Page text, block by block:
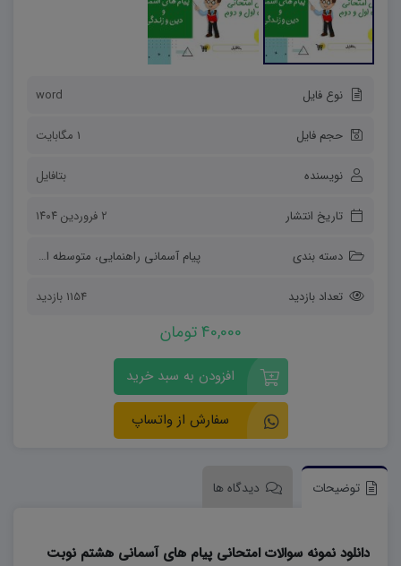
نوع فایل word
حجم فایل 1 مگابایت
نویسنده بتافایل
تاریخ انتشار ۲ فروردین ۱۴۰۴
دسته بندی پیام آسمانی راهنمایی، متوسطه اول
تعداد بازدید 1154 بازدید
40,000 تومان
افزودن به سبد خرید
سفارش از واتساپ
توضیحات دیدگاه ها
دانلود نمونه سوالات امتحانی پیام های آسمانی هشتم نوبت